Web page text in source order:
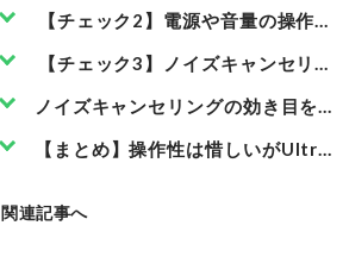
商
品
見
Link
Am
n
【チェック2】電源や音量の操作の
【チェック3】ノイズキャンセリン
ノイズキャンセリングの効き目を可
【まとめ】操作性は惜しいがUltra
関連記事へ